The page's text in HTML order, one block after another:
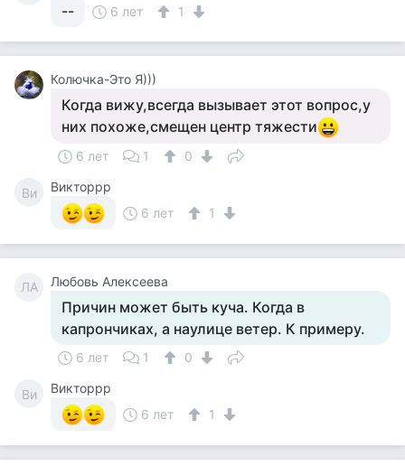
-- 6 лет 1
Колючка-Это Я)))
Когда вижу,всегда вызывает этот вопрос,у
них похоже,смещен центр тяжести
6 лет 1 0
Ви
Викторрр
6 лет
1
ЛА Любовь Алексеева
Причин может быть куча. Когда в
капрончиках, а наулице ветер. К примеру.
6 лет 1 0
Ви
Викторрр
6 лет
1